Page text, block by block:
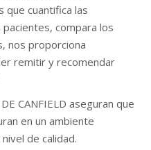
que cuantifica las
compara los
nos proporciona
remitir y recomendar
CANFIELD aseguran que
en un ambiente
de calidad.